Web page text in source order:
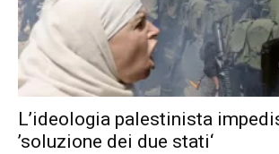
L’ideologia palestinista
’soluzione dei due stati‘